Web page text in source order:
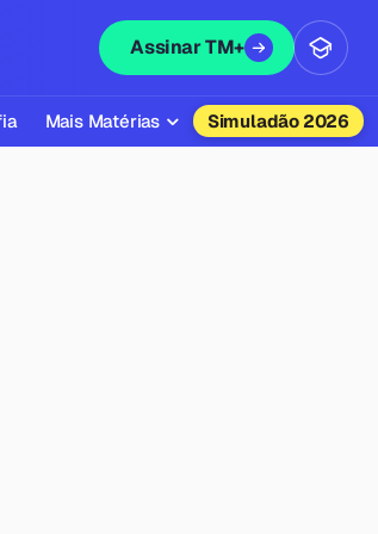
Assinar TM+
Mais Matérias Simuladão 2026